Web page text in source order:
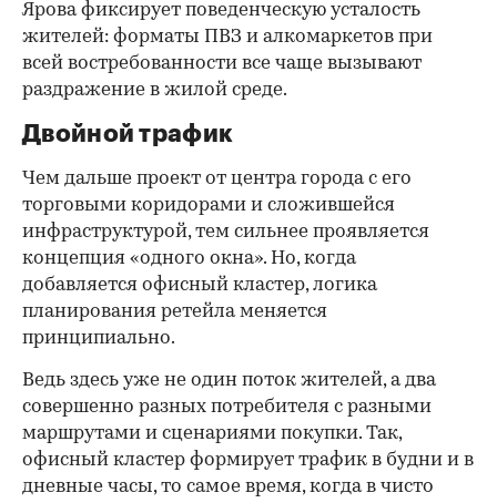
Ярова фиксирует поведенческую усталость
жителей: форматы ПВЗ и алкомаркетов при
всей востребованности все чаще вызывают
раздражение в жилой среде.
Двойной трафик
Чем дальше проект от центра города с его
торговыми коридорами и сложившейся
инфраструктурой, тем сильнее проявляется
концепция «одного окна». Но, когда
добавляется офисный кластер, логика
планирования ретейла меняется
принципиально.
Ведь здесь уже не один поток жителей, а два
совершенно разных потребителя с разными
маршрутами и сценариями покупки. Так,
офисный кластер формирует трафик в будни и в
дневные часы, то самое время, когда в чисто